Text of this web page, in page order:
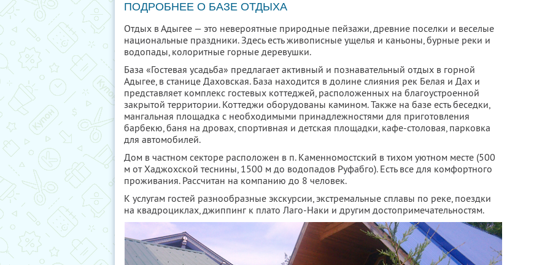
ПОДРОБНЕЕ О БАЗЕ ОТДЫХА
Отдых в Адыгее — это невероятные природные пейзажи, древние поселки и веселые
национальные праздники. Здесь есть живописные ущелья и каньоны, бурные реки и
водопады, колоритные горные деревушки.
База «Гостевая усадьба» предлагает активный и познавательный отдых в горной
Адыгее, в станице Даховская. База находится в долине слияния рек Белая и Дах и
представляет комплекс гостевых коттеджей, расположенных на благоустроенной
закрытой территории. Коттеджи оборудованы камином. Также на базе есть беседки,
мангальная площадка с необходимыми принадлежностями для приготовления
барбекю, баня на дровах, спортивная и детская площадки, кафе-столовая, парковка
для автомобилей.
Дом в частном секторе расположен в п. Каменномостский в тихом уютном месте (500
м от Хаджохской теснины, 1500 м до водопадов Руфабго). Есть все для комфортного
проживания. Рассчитан на компанию до 8 человек.
К услугам гостей разнообразные экскурсии, экстремальные сплавы по реке, поездки
на квадроциклах, джиппинг к плато Лаго-Наки и другим достопримечательностям.